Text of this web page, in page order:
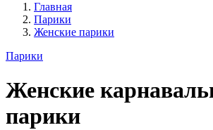
Главная
Парики
Женские парики
Парики
Женские
парики